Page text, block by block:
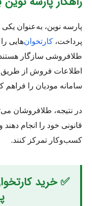
پارسه نوین، به‌عنوان
پرداخت، کارتخوان‌هایی
طلافروشی سازگار
اطلاعات فروش از طریق
سامانه مودیان را
در نتیجه، طلافروشان
قانونی خود را انجام
کسب‌وکار تمرکز کنند.
✅ خرید